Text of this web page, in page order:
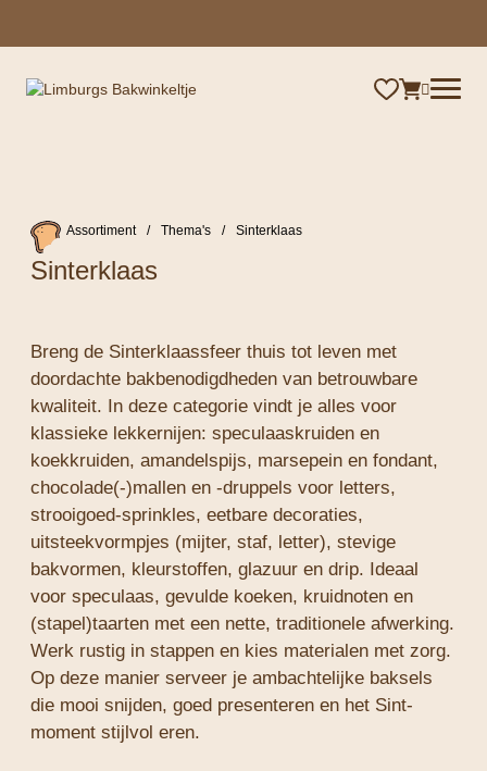
Assortiment / Thema's / Sinterklaas
Sinterklaas
Breng de Sinterklaassfeer thuis tot leven met
doordachte bakbenodigdheden van betrouwbare
kwaliteit. In deze categorie vindt je alles voor
klassieke lekkernijen: speculaaskruiden en
koekkruiden, amandelspijs, marsepein en fondant,
chocolade(-)mallen en -druppels voor letters,
strooigoed-sprinkles, eetbare decoraties,
uitsteekvormpjes (mijter, staf, letter), stevige
bakvormen, kleurstoffen, glazuur en drip. Ideaal
voor speculaas, gevulde koeken, kruidnoten en
(stapel)taarten met een nette, traditionele afwerking.
Werk rustig in stappen en kies materialen met zorg.
Op deze manier serveer je ambachtelijke baksels
die mooi snijden, goed presenteren en het Sint-
moment stijlvol eren.